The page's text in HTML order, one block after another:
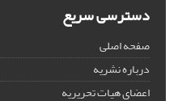
دسترسی سریع
صفحه اصلی
درباره نشریه
اعضای هیات تحریریه